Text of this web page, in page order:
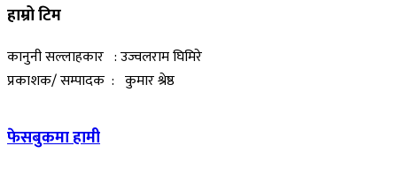
हाम्रो टिम
कानुनी सल्लाहकार : उज्वलराम घिमिरे
प्रकाशक/ सम्पादक : कुमार श्रेष्ठ
फेसबुकमा हामी